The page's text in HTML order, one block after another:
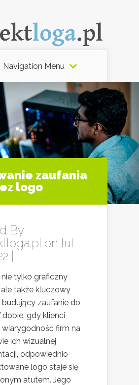
Navigation Menu
zaufania
logo
By
on lut
|
tylko graficzny
także kluczowy
zaufanie do
dobie, gdy klienci
wiarygodność firm na
ich wizualnej
odpowiednio
logo staje się
atutem. Jego